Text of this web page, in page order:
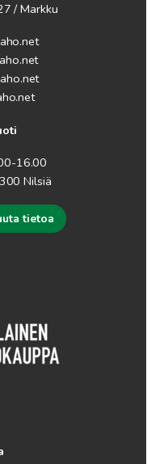
/ Markku
16.00
Nilsiä
tietoa